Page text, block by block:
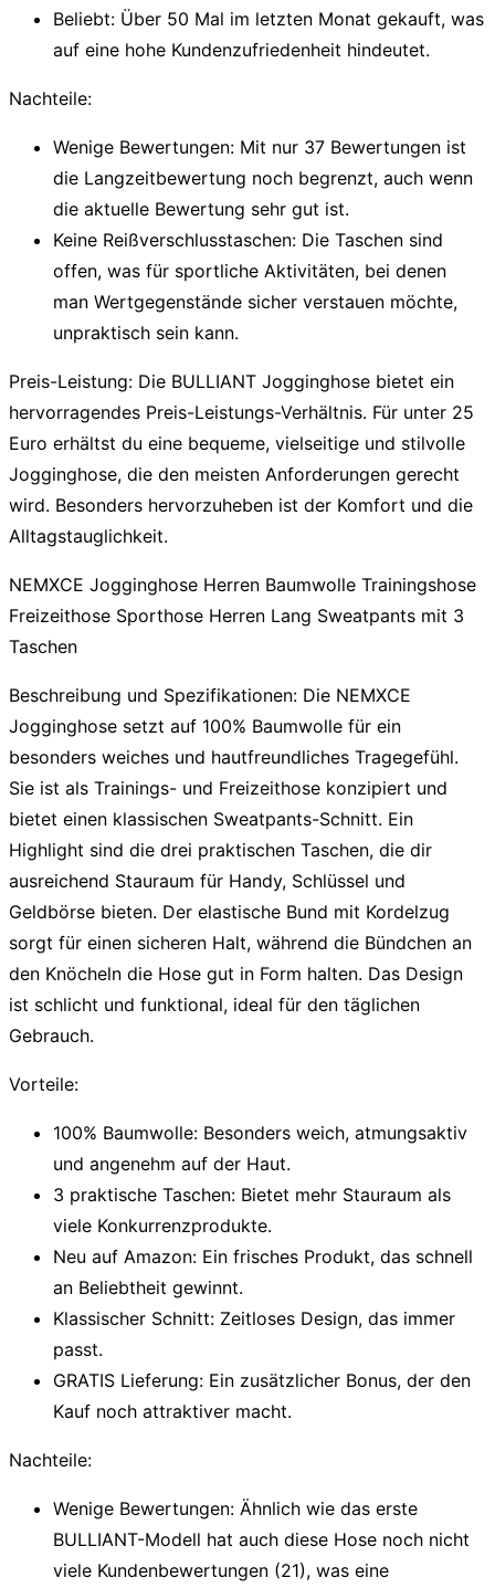
Beliebt: Über 50 Mal im letzten Monat gekauft, was
auf eine hohe Kundenzufriedenheit hindeutet.
Nachteile:
Wenige Bewertungen: Mit nur 37 Bewertungen ist
die Langzeitbewertung noch begrenzt, auch wenn
die aktuelle Bewertung sehr gut ist.
Keine Reißverschlusstaschen: Die Taschen sind
offen, was für sportliche Aktivitäten, bei denen
man Wertgegenstände sicher verstauen möchte,
unpraktisch sein kann.
Preis-Leistung: Die BULLIANT Jogginghose bietet ein
hervorragendes Preis-Leistungs-Verhältnis. Für unter 25
Euro erhältst du eine bequeme, vielseitige und stilvolle
Jogginghose, die den meisten Anforderungen gerecht
wird. Besonders hervorzuheben ist der Komfort und die
Alltagstauglichkeit.
NEMXCE Jogginghose Herren Baumwolle Trainingshose
Freizeithose Sporthose Herren Lang Sweatpants mit 3
Taschen
Beschreibung und Spezifikationen: Die NEMXCE
Jogginghose setzt auf 100% Baumwolle für ein
besonders weiches und hautfreundliches Tragegefühl.
Sie ist als Trainings- und Freizeithose konzipiert und
bietet einen klassischen Sweatpants-Schnitt. Ein
Highlight sind die drei praktischen Taschen, die dir
ausreichend Stauraum für Handy, Schlüssel und
Geldbörse bieten. Der elastische Bund mit Kordelzug
sorgt für einen sicheren Halt, während die Bündchen an
den Knöcheln die Hose gut in Form halten. Das Design
ist schlicht und funktional, ideal für den täglichen
Gebrauch.
Vorteile:
100% Baumwolle: Besonders weich, atmungsaktiv
und angenehm auf der Haut.
3 praktische Taschen: Bietet mehr Stauraum als
viele Konkurrenzprodukte.
Neu auf Amazon: Ein frisches Produkt, das schnell
an Beliebtheit gewinnt.
Klassischer Schnitt: Zeitloses Design, das immer
passt.
GRATIS Lieferung: Ein zusätzlicher Bonus, der den
Kauf noch attraktiver macht.
Nachteile:
Wenige Bewertungen: Ähnlich wie das erste
BULLIANT-Modell hat auch diese Hose noch nicht
viele Kundenbewertungen (21), was eine